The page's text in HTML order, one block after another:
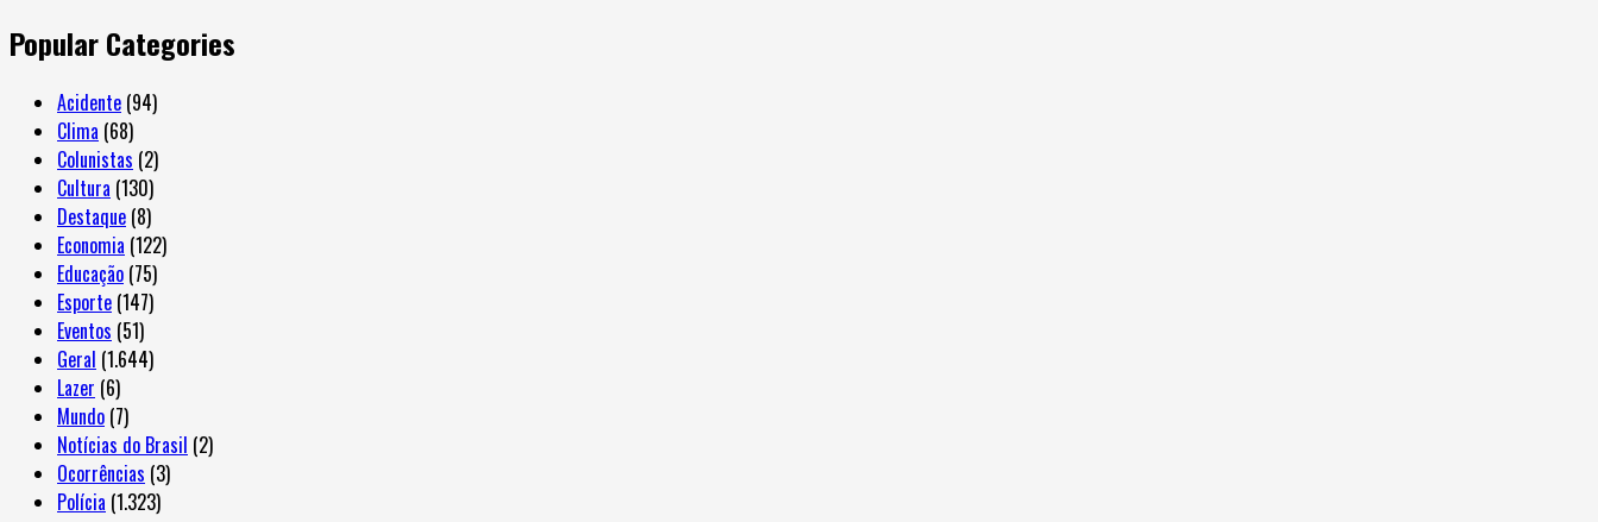
Popular Categories
Acidente (94)
Clima (68)
Colunistas (2)
Cultura (130)
Destaque (8)
Economia (122)
Educação (75)
Esporte (147)
Eventos (51)
Geral (1.644)
Lazer (6)
Mundo (7)
Notícias do Brasil (2)
Ocorrências (3)
Polícia (1.323)